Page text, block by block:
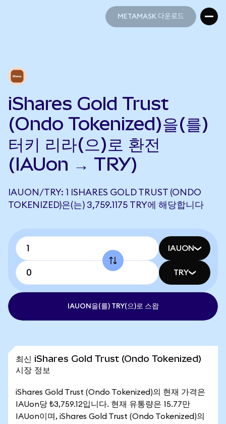
METAMASK 다운로드
iShares Gold Trust
(Ondo Tokenized)을(를)
터키 리라(으)로 환전
(IAUon → TRY)
IAUON/TRY: 1 ISHARES GOLD TRUST (ONDO
TOKENIZED)은(는) 3,759.1175 TRY에 해당합니다
IAUON
TRY
IAUON을(를) TRY(으)로 스왑
최신 iShares Gold Trust (Ondo Tokenized)
시장 정보
iShares Gold Trust (Ondo Tokenized)의 현재 가격은
IAUon당 ₺3,759.12입니다. 현재 유통량은 15.77만
IAUon이며, iShares Gold Trust (Ondo Tokenized)의